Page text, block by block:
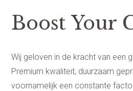
Boost Your
Wij geloven in de kracht van een
Premium kwaliteit, duurzaam
voornamelijk een constante